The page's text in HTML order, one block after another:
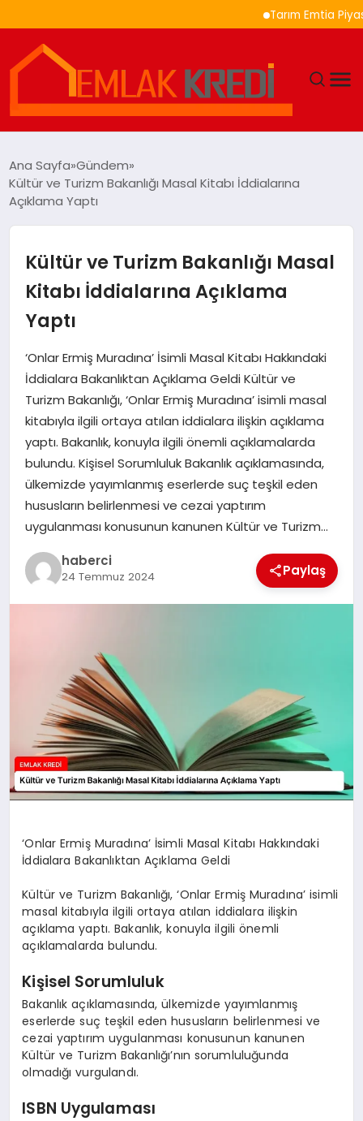
Tarım Emtia
EKONOMI
MAGAZIN
SAĞLIK
SIYASET
SPOR
TEKNOLOJI
YAŞAM
Ana Sayfa Gündem
Kültür ve Turizm Bakanlığı Masal Kitabı İddialarına
Açıklama Yaptı
Kültür ve Turizm Bakanlığı Masal
Kitabı İddialarına Açıklama
Yaptı
‘Onlar Ermiş Muradına’ İsimli Masal Kitabı Hakkındaki
İddialara Bakanlıktan Açıklama Geldi Kültür ve
Turizm Bakanlığı, ‘Onlar Ermiş Muradına’ isimli masal
kitabıyla ilgili ortaya atılan iddialara ilişkin açıklama
yaptı. Bakanlık, konuyla ilgili önemli açıklamalarda
bulundu. Kişisel Sorumluluk Bakanlık açıklamasında,
ülkemizde yayımlanmış eserlerde suç teşkil eden
hususların belirlenmesi ve cezai yaptırım
uygulanması konusunun kanunen Kültür ve Turizm…
haberci
24 Temmuz 2024 Paylaş
‘Onlar Ermiş Muradına’ İsimli Masal Kitabı Hakkındaki
İddialara Bakanlıktan Açıklama Geldi
Kültür ve Turizm Bakanlığı, ‘Onlar Ermiş Muradına’ isimli
masal kitabıyla ilgili ortaya atılan iddialara ilişkin
açıklama yaptı. Bakanlık, konuyla ilgili önemli
açıklamalarda bulundu.
Kişisel Sorumluluk
Bakanlık açıklamasında, ülkemizde yayımlanmış
eserlerde suç teşkil eden hususların belirlenmesi ve
cezai yaptırım uygulanması konusunun kanunen
Kültür ve Turizm Bakanlığı’nın sorumluluğunda
olmadığı vurgulandı.
ISBN Uygulaması